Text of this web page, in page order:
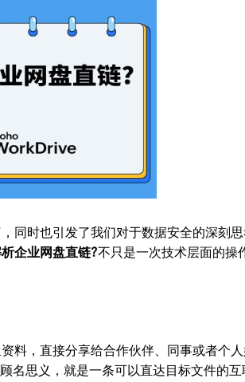
同时也引发了我们对于数据安全的深刻思
企业网盘直链?不只是一次技术层面的操
料，直接分享给合作伙伴、同事或者个
名思义，就是一条可以直达目标文件的互